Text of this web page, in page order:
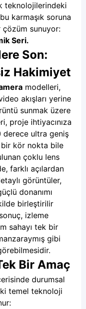
teknolojilerindeki
karmaşık soruna
sunuyor:
Seri.
Son:
Hakimiyet
modelleri,
akışları yerine
sunmak üzere
proje ihtiyacınıza
ultra geniş
bir kör nokta bile
çoklu lens
farklı açılardan
görüntüler,
donanımı
birleştirilir
izleme
sahayı tek bir
gibi
Bir Amaç
durumsal
temel teknoloji